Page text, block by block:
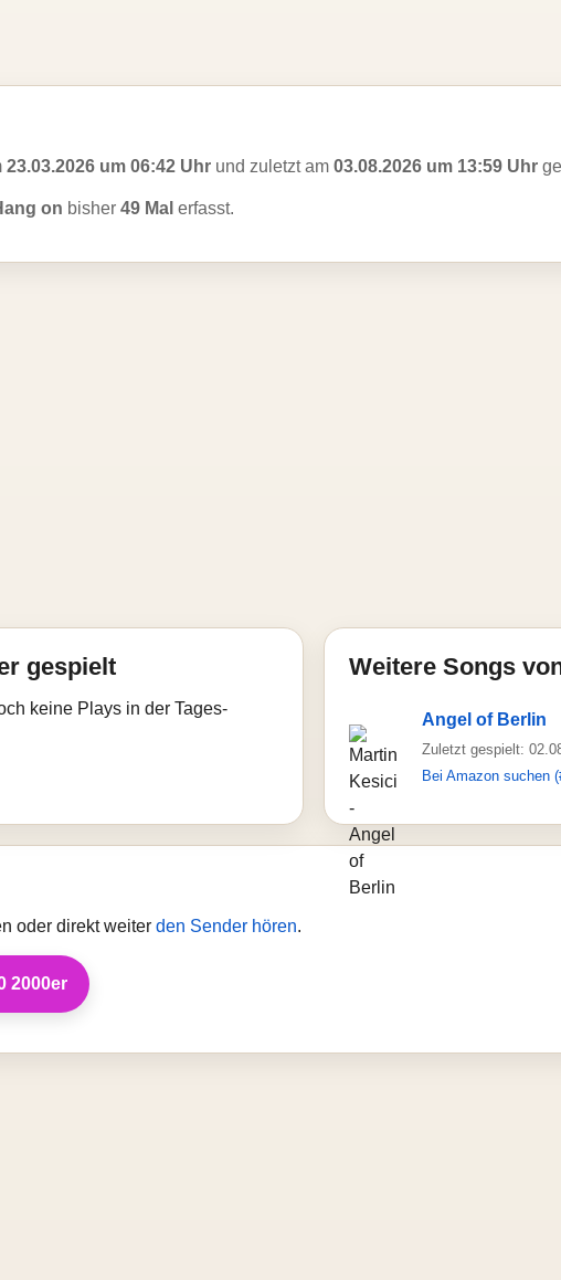
23.03.2026 um 06:42 Uhr und zuletzt am 03.08.2026 um 13:59 Uhr
on bisher 49 Mal erfasst.
gespielt
keine Plays in der Tages-
Weitere Songs
Angel of Berlin
Zuletzt gespielt:
Bei Amazon suchen
oder direkt weiter den Sender hören.
2000er